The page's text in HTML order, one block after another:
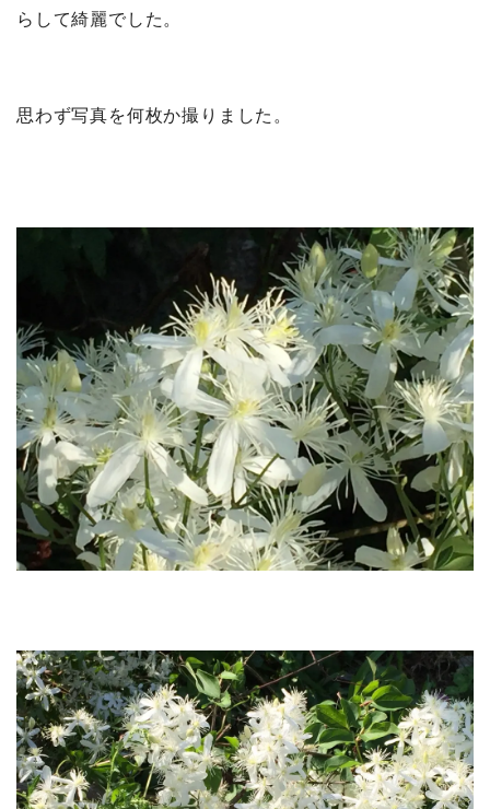
らして綺麗でした。
思わず写真を何枚か撮りました。